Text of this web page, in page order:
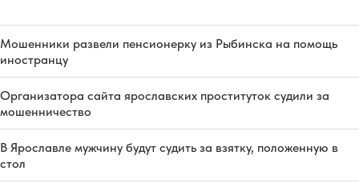
Мошенники развели пенсионерку из Рыбинска на помощь
иностранцу
Организатора сайта ярославских проституток судили за
мошенничество
В Ярославле мужчину будут судить за взятку, положенную в
стол